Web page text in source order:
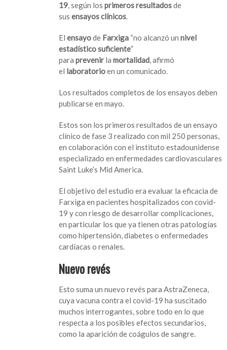
19, según los primeros resultadosde
susensayos clínicos.
Elensayode Farxiga “no alcanzó un nivel
estadístico suficiente”
para prevenir lamortalidad, afirmó
el laboratorioen un comunicado.
Los resultados completos de los ensayos deben
publicarse en mayo.
Estos son los primeros resultados de un ensayo
clínico de fase 3 realizado con mil 250 personas,
en colaboración con el instituto estadounidense
especializado en enfermedades cardiovasculares
Saint Luke’s Mid America.
El objetivo del estudio era evaluar la eficacia de
Farxiga en pacientes hospitalizados con covid-
19 y con riesgo de desarrollar complicaciones,
en particular los que ya tienen otras patologías
como hipertensión, diabetes o enfermedades
cardíacas o renales.
Nuevo revés
Esto suma un nuevo revés para AstraZeneca,
cuya vacuna contra el covid-19 ha suscitado
muchos interrogantes, sobre todo en lo que
respecta a los posibles efectos secundarios,
como la aparición de coágulos de sangre.